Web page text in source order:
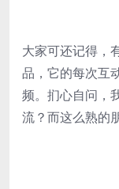
大家可还记得，
品，它的每次互
频。扪心自问，
流？而这么熟的